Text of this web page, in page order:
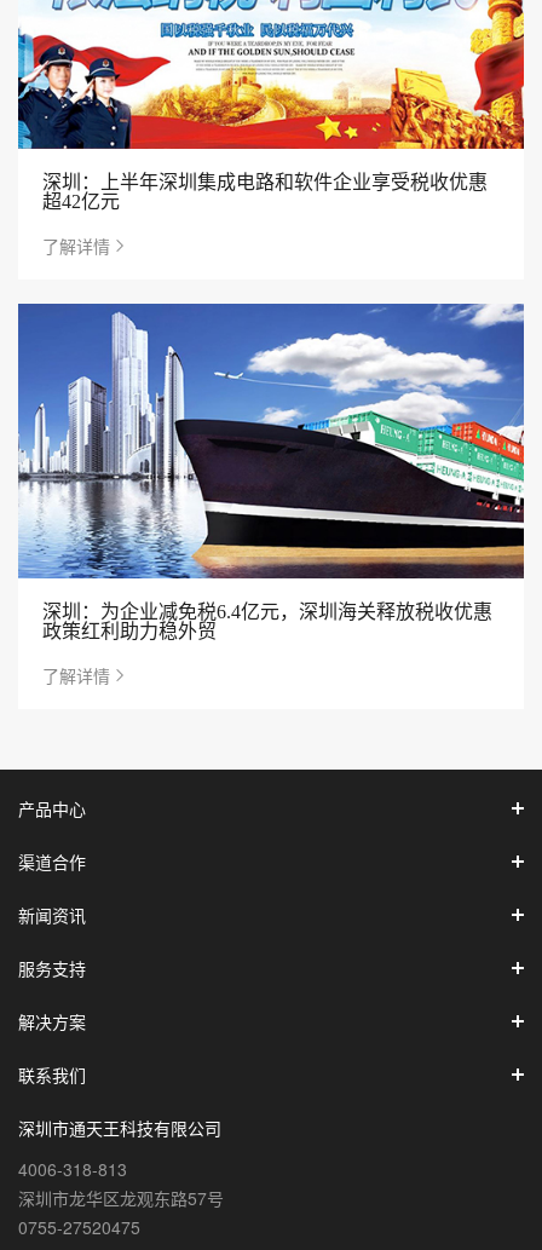
深圳：上半年深圳集成电路和软件企业享受税收优惠
超42亿元
了解详情
深圳：为企业减免税6.4亿元，深圳海关释放税收优惠
政策红利助力稳外贸
了解详情
产品中心
渠道合作
新闻资讯
服务支持
解决方案
联系我们
深圳市通天王科技有限公司
4006-318-813
深圳市龙华区龙观东路57号
0755-27520475